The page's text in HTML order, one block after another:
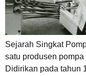
Sejarah Singkat
satu produsen
Didirikan pada tahun